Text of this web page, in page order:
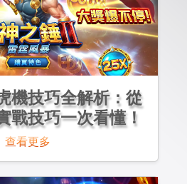
機技巧全解析：從
戰技巧一次看懂！
查看更多